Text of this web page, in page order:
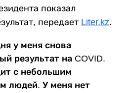
показал
передает Liter.kz.
у меня снова
результат на COVID.
с небольшим
людей. У меня нет